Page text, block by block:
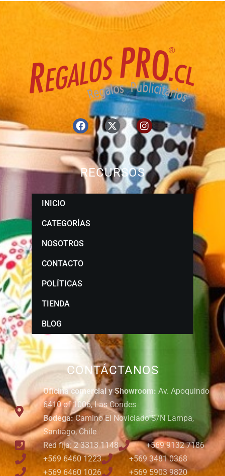
CONTÁCTANOS
Oficina comercial y Showroom: Av. Apoquindo
6410 of 1006, Las Condes
Bodega:Camino El Noviciado S/N Lampa,
Santiago, Chile
Red fija: 2 3313 1148
+569 9132 7186
+569 6460 1223
+569 3481 0368
+569 6460 1026
+569 5903 9820
RECURSOS
INICIO
CATEGORÍAS
NOSOTROS
CONTACTO
POLÍTICAS
TIENDA
BLOG